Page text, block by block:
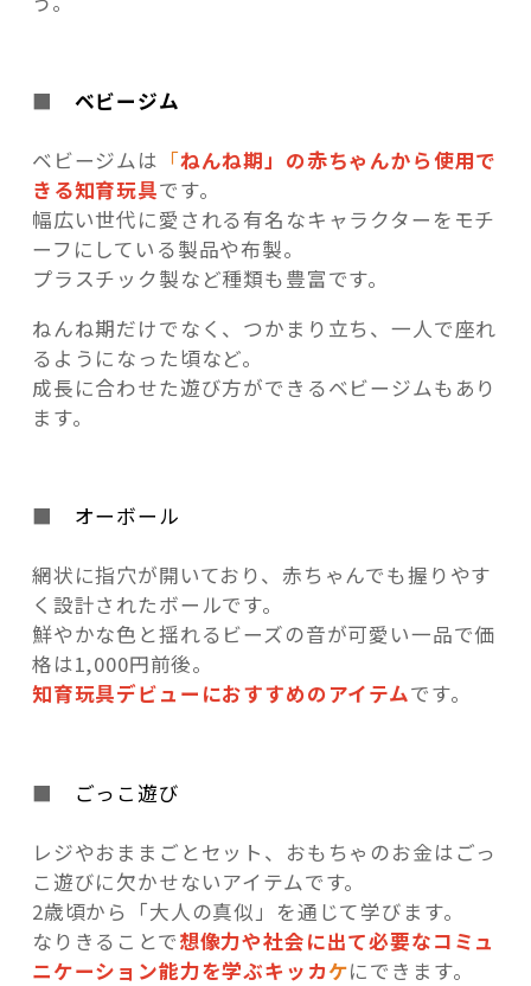
■ ベビージム
ベビージムは 「ねんね期」の赤ちゃんから使用で
きる知育玩具です。
幅広い世代に愛される有名なキャラクターをモチ
ーフにしている製品や布製。
プラスチック製など種類も豊富です。
ねんね期だけでなく、つかまり立ち、一人で座れ
るようになった頃など。
成長に合わせた遊び方ができるベビージムもあり
ます。
■ オーボール
網状に指穴が開いており、赤ちゃんでも握りやす
く設計されたボールです。
鮮やかな色と揺れるビーズの音が可愛い一品で価
格は1,000円前後。
知育玩具デビューにおすすめのアイテムです。
■ ごっこ遊び
レジやおままごとセット、おもちゃのお金はごっ
こ遊びに欠かせないアイテムです。
2歳頃から「大人の真似」を通じて学びます。
なりきることで想像力や社会に出て必要なコミュ
ニケーション能力を学ぶキッカケにできます。